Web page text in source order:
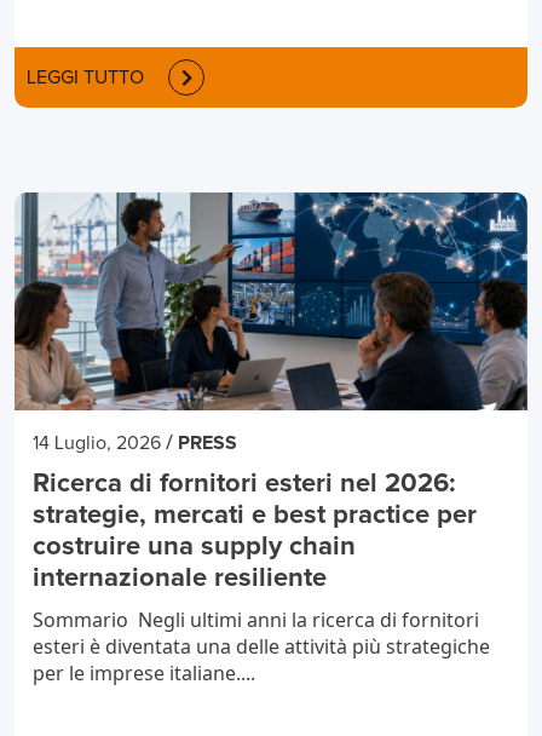
LEGGI TUTTO
14 Luglio, 2026 / PRESS
Ricerca di fornitori esteri nel 2026:
strategie, mercati e best practice per
costruire una supply chain
internazionale resiliente
Sommario Negli ultimi anni la ricerca di fornitori
esteri è diventata una delle attività più strategiche
per le imprese italiane....